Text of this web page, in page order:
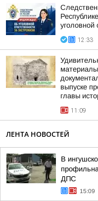
уголовной
12:33
выпуске
главы
11:09
ЛЕНТА НОВОСТЕЙ
В
ДПС
15:09